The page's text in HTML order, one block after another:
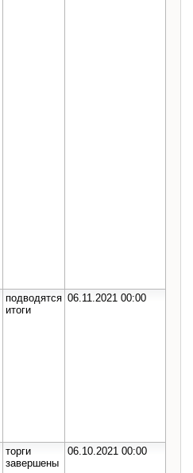
подводятся
итоги
06.11.2021 00:00
торги
завершены
06.10.2021 00:00